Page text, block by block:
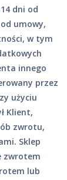
dni od
umowy,
w tym
innego
przez
użyciu
Klient,
zwrotu,
Sklep
zwrotem
lub